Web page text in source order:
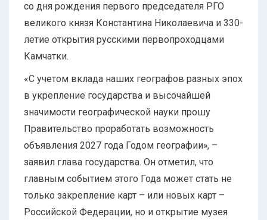
со дня рождения первого председателя РГО
великого князя Константина Николаевича и 330-
летие открытия русскими первопроходцами
Камчатки.
«С учетом вклада наших географов разных эпох
в укрепление государства и высочайшей
значимости географической науки прошу
Правительство проработать возможность
объявления 2027 года Годом географии», –
заявил глава государства. Он отметил, что
главным событием этого Года может стать не
только закрепление карт – или новых карт –
Российской Федерации, но и открытие музея